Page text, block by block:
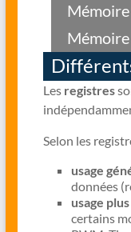
Les registres
Selon les
usage
données
usage
certains